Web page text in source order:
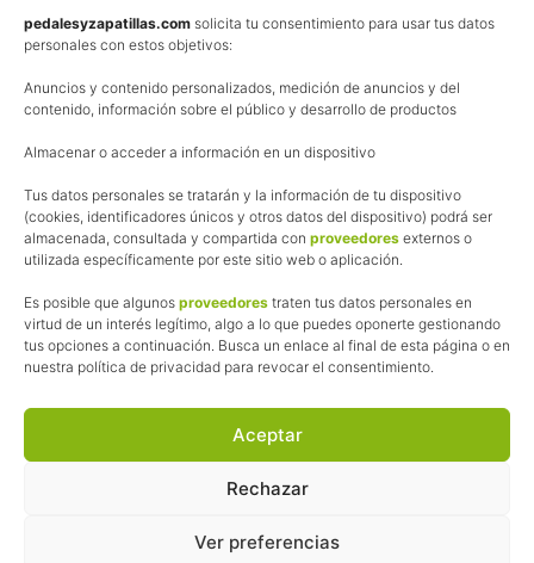
pedalesyzapatillas.com solicita tu consentimiento para usar tus datos
personales con estos objetivos:
Anuncios y contenido personalizados, medición de anuncios y del
contenido, información sobre el público y desarrollo de productos
Almacenar o acceder a información en un dispositivo
Tus datos personales se tratarán y la información de tu dispositivo
(cookies, identificadores únicos y otros datos del dispositivo) podrá ser
almacenada, consultada y compartida con proveedores externos o
utilizada específicamente por este sitio web o aplicación.
Es posible que algunos proveedores traten tus datos personales en
virtud de un interés legítimo, algo a lo que puedes oponerte gestionando
tus opciones a continuación. Busca un enlace al final de esta página o en
nuestra política de privacidad para revocar el consentimiento.
Aceptar
Rechazar
Ver preferencias
Política de privacidad
Política de cookies
Afiliación
La web de Pedalesyzapatillas utiliza programas de afiliación.
¿Qué significa esto?
Cuando recomiendo algún producto, pongo enlaces a tiendas
online que utilizo y, por cada compra que realizas, me llevo
una comisión sin que a ti te cueste más dinero.
Esas comisiones me permiten seguir manteniendo esta web,
las inscripciones a muchas de las marchas para después
Siempre escribo sobre productos y tiendas que he probado